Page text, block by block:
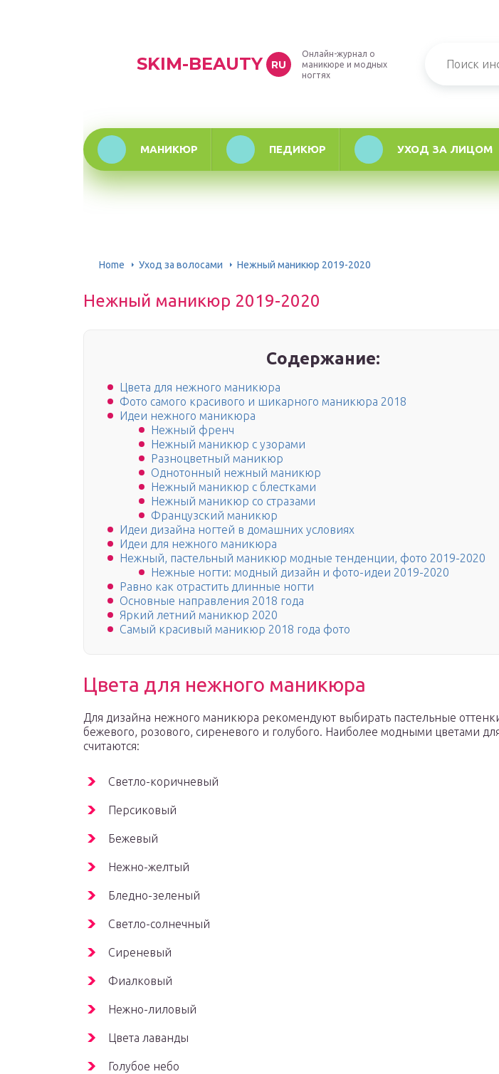
SKIM-BEAUTY RU
Онлайн-журнал о
маникюре и модных
ногтях
МАНИКЮР ПЕДИКЮР УХОД ЗА ЛИЦОМ
Home Уход за волосами Нежный маникюр 2019-2020
Нежный маникюр 2019-2020
Содержание:
Цвета для нежного маникюра
Фото самого красивого и шикарного маникюра 2018
Идеи нежного маникюра
Нежный френч
Нежный маникюр с узорами
Разноцветный маникюр
Однотонный нежный маникюр
Нежный маникюр с блестками
Нежный маникюр со стразами
Французский маникюр
Идеи дизайна ногтей в домашних условиях
Идеи для нежного маникюра
Нежный, пастельный маникюр модные тенденции, фото 2019-2020
Нежные ногти: модный дизайн и фото-идеи 2019-2020
Равно как отрастить длинные ногти
Основные направления 2018 года
Яркий летний маникюр 2020
Самый красивый маникюр 2018 года фото
Цвета для нежного маникюра
Для дизайна нежного маникюра рекомендуют выбирать пастельные
бежевого, розового, сиреневого и голубого. Наиболее модными цветами
считаются:
Светло-коричневый
Персиковый
Бежевый
Нежно-желтый
Бледно-зеленый
Светло-солнечный
Сиреневый
Фиалковый
Нежно-лиловый
Цвета лаванды
Голубое небо